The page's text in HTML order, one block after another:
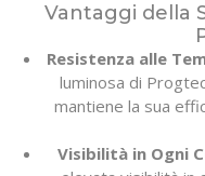
Vantaggi della
Resistenza alle
luminosa di
mantiene la sua
Visibilità in Ogni